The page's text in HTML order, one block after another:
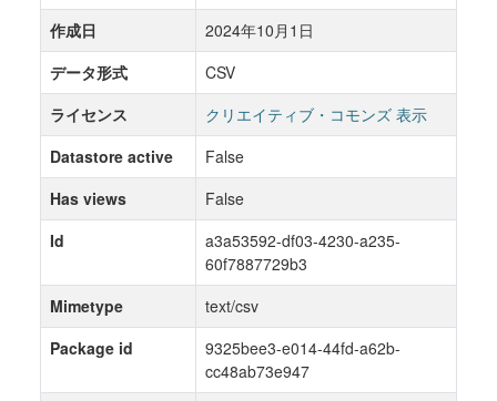
作成日
2024年10月1日
データ形式
CSV
ライセンス
クリエイティブ・コモンズ 表示
Datastore active
False
Has views
False
Id
a3a53592-df03-4230-a235-
60f7887729b3
Mimetype
text/csv
Package id
9325bee3-e014-44fd-a62b-
cc48ab73e947